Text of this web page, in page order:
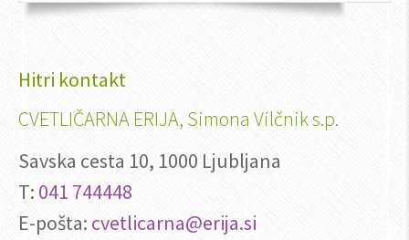
Hitri kontakt
CVETLIČARNA ERIJA, Simona Vilčnik s.p.
Savska cesta 10, 1000 Ljubljana
T: 041 744448
E-pošta: cvetlicarna@erija.si